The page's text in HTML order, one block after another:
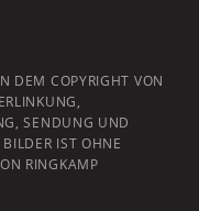
DEM COPYRIGHT VON
SENDUNG UND
IST OHNE
RINGKAMP